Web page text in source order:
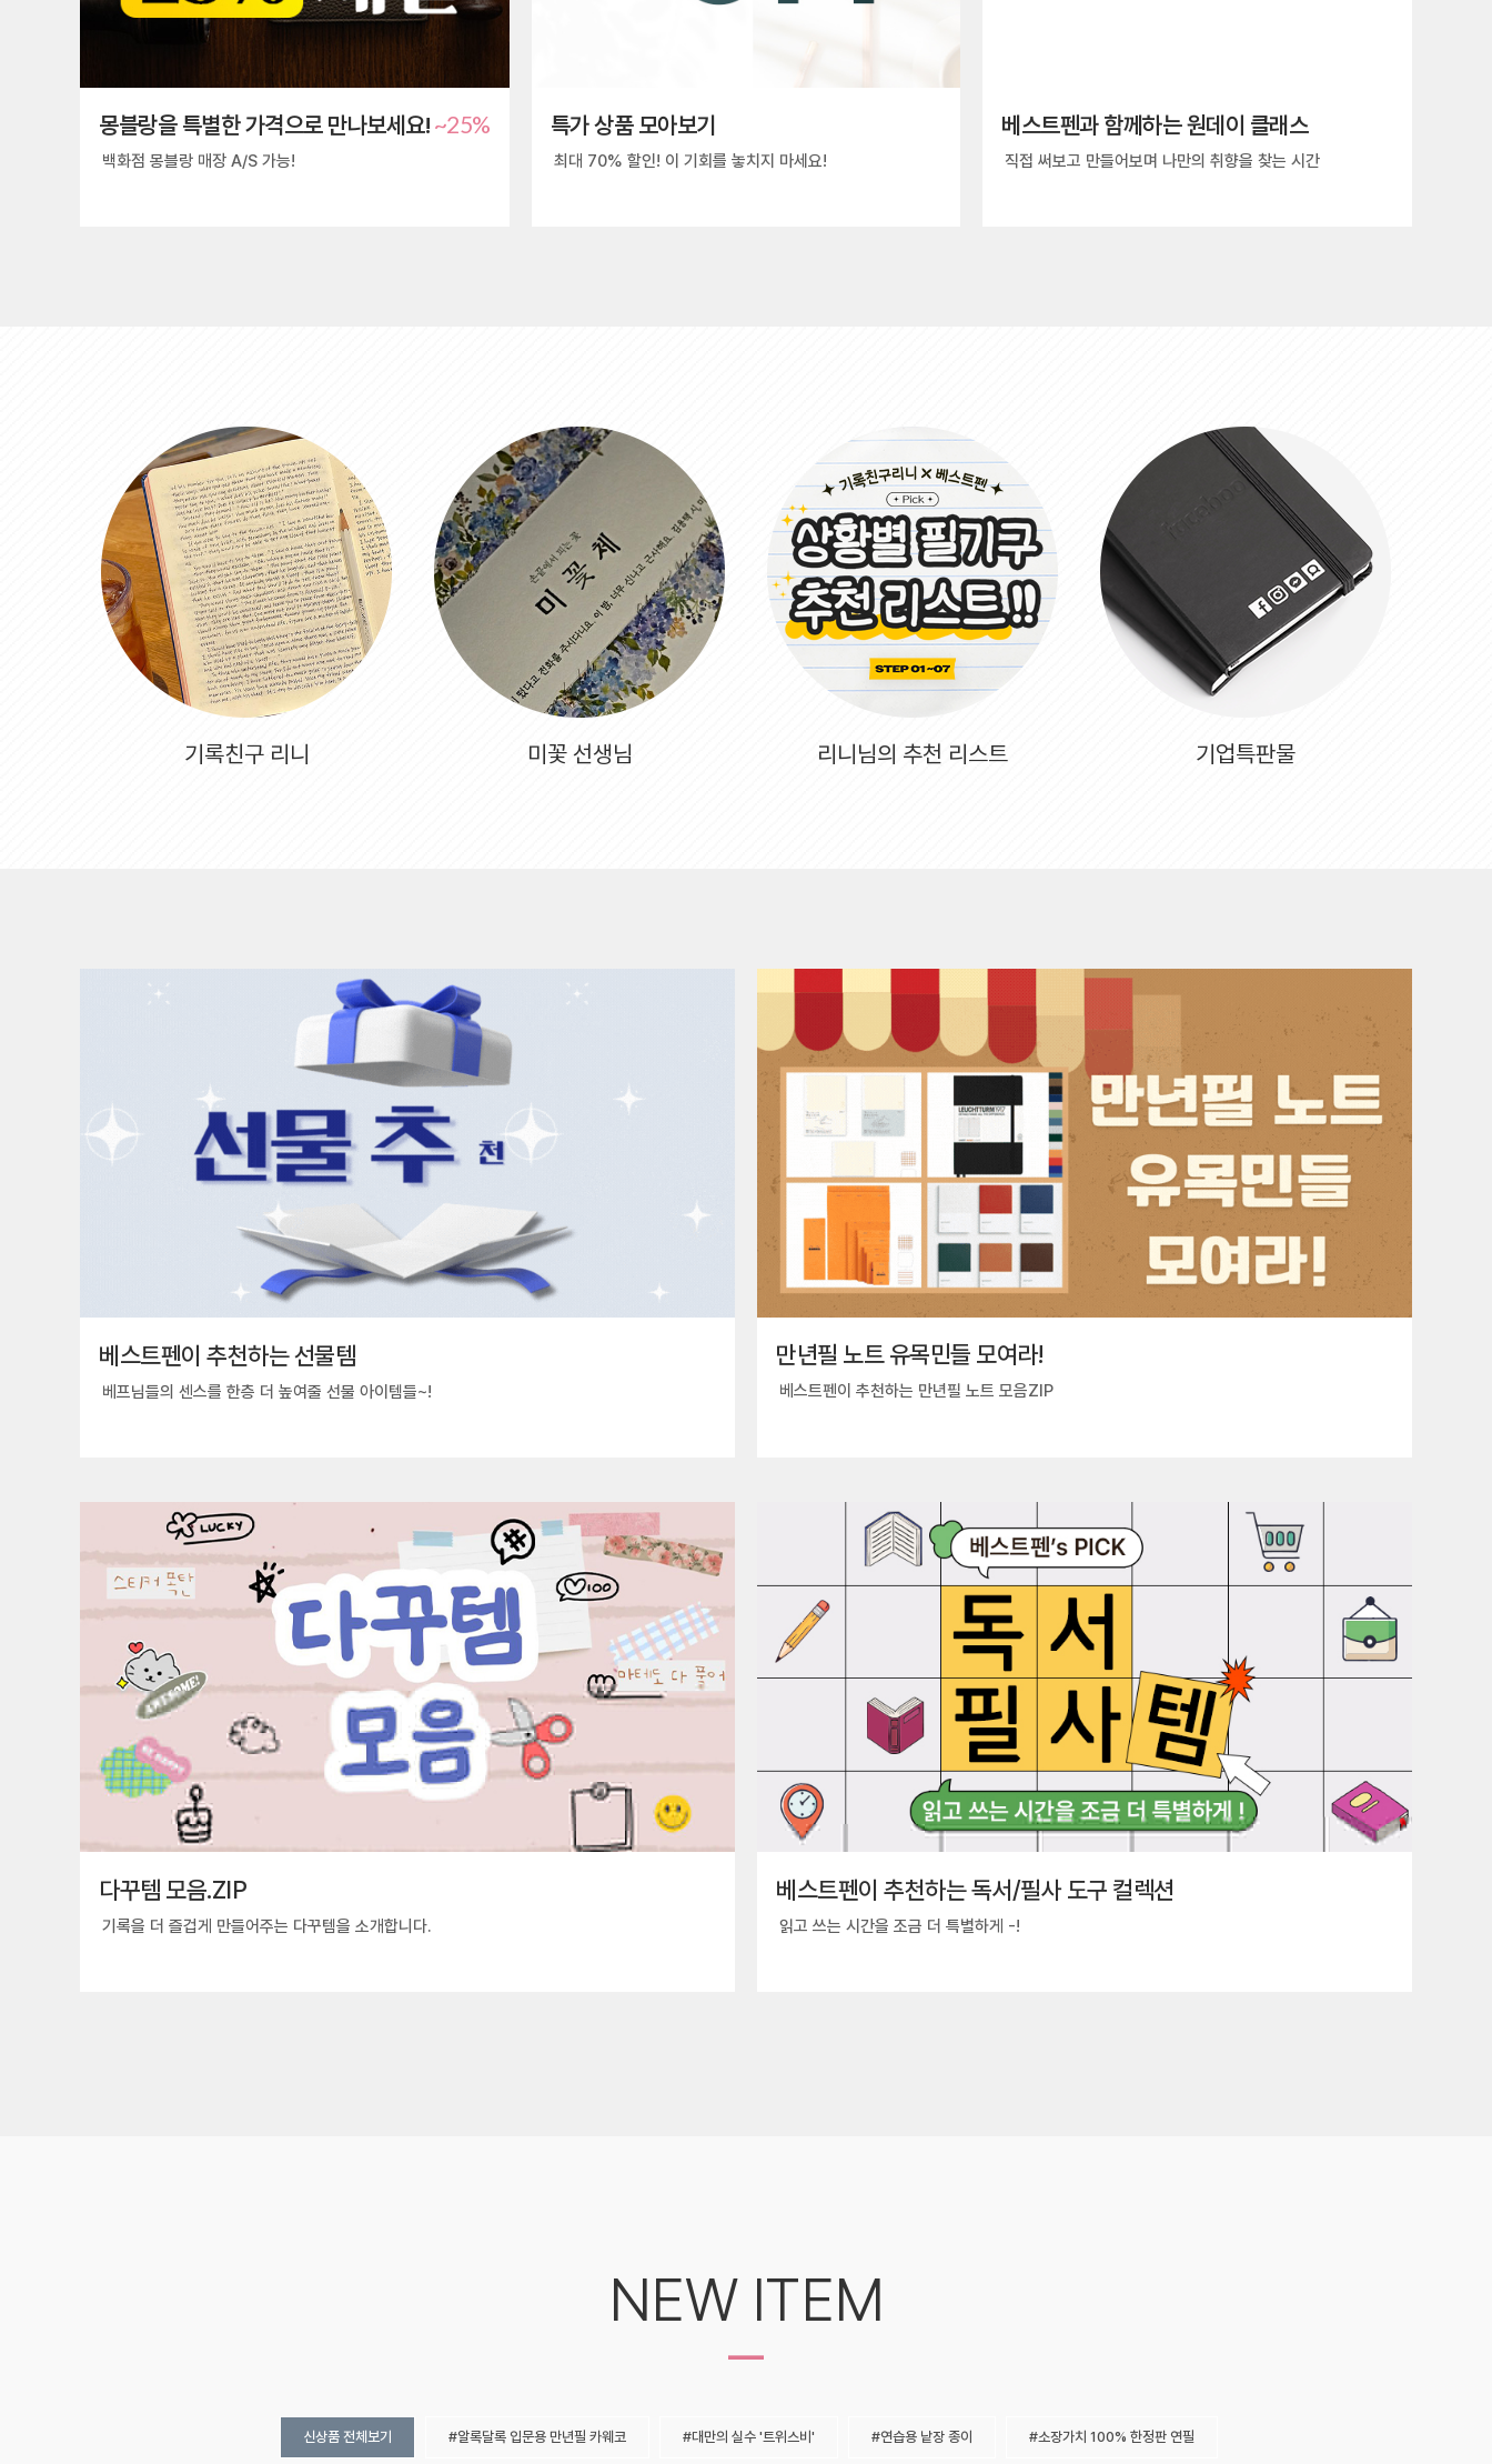
몽블랑을 특별한 가격으로 만나보세요! ~25%
백화점 몽블랑 매장 A/S 가능!
특가 상품 모아보기
최대 70% 할인! 이 기회를 놓치지 마세요!
베스트펜과 함께하는 원데이 클래스
직접 써보고 만들어보며 나만의 취향을 찾는 시간
기록친구 리니 미꽃 선생님 리니님의 추천 리스트 기업특판물
베스트펜이 추천하는 선물템
베프님들의 센스를 한층 더 높여줄 선물 아이템들~!
만년필 노트 유목민들 모여라!
베스트펜이 추천하는 만년필 노트 모음ZIP
다꾸템 모음.ZIP
기록을 더 즐겁게 만들어주는 다꾸템을 소개합니다.
베스트펜이 추천하는 독서/필사 도구 컬렉션
읽고 쓰는 시간을 조금 더 특별하게 -!
NEW ITEM
-
신상품 전체보기 알록달록 입문용 만년필 카웨코 대만의 실수 '트위스비' 연습용 낱장 종이 소장가치 100% 한정판 연필